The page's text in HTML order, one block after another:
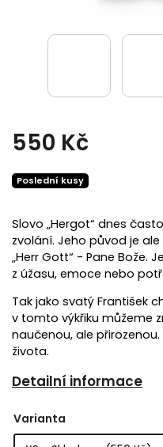
550 Kč
Slovo „Hergot“ dnes
zvolání. Jeho původ je
„Herr Gott“ - Pane Bože.
z úžasu, emoce nebo
Tak jako svatý František
v tomto výkřiku můžeme
naučenou, ale
života.
Detailní informace
Poslední kusy
Varianta